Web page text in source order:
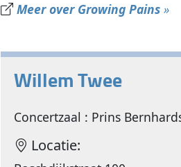
Meer over Growing Pains»
Willem Twee
Concertzaal : Prins
Locatie: